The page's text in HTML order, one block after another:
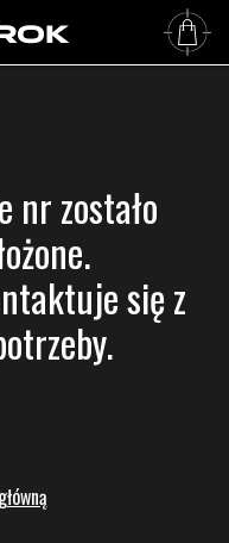
nr zostało
się z